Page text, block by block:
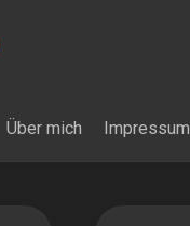
Über mich Impressum